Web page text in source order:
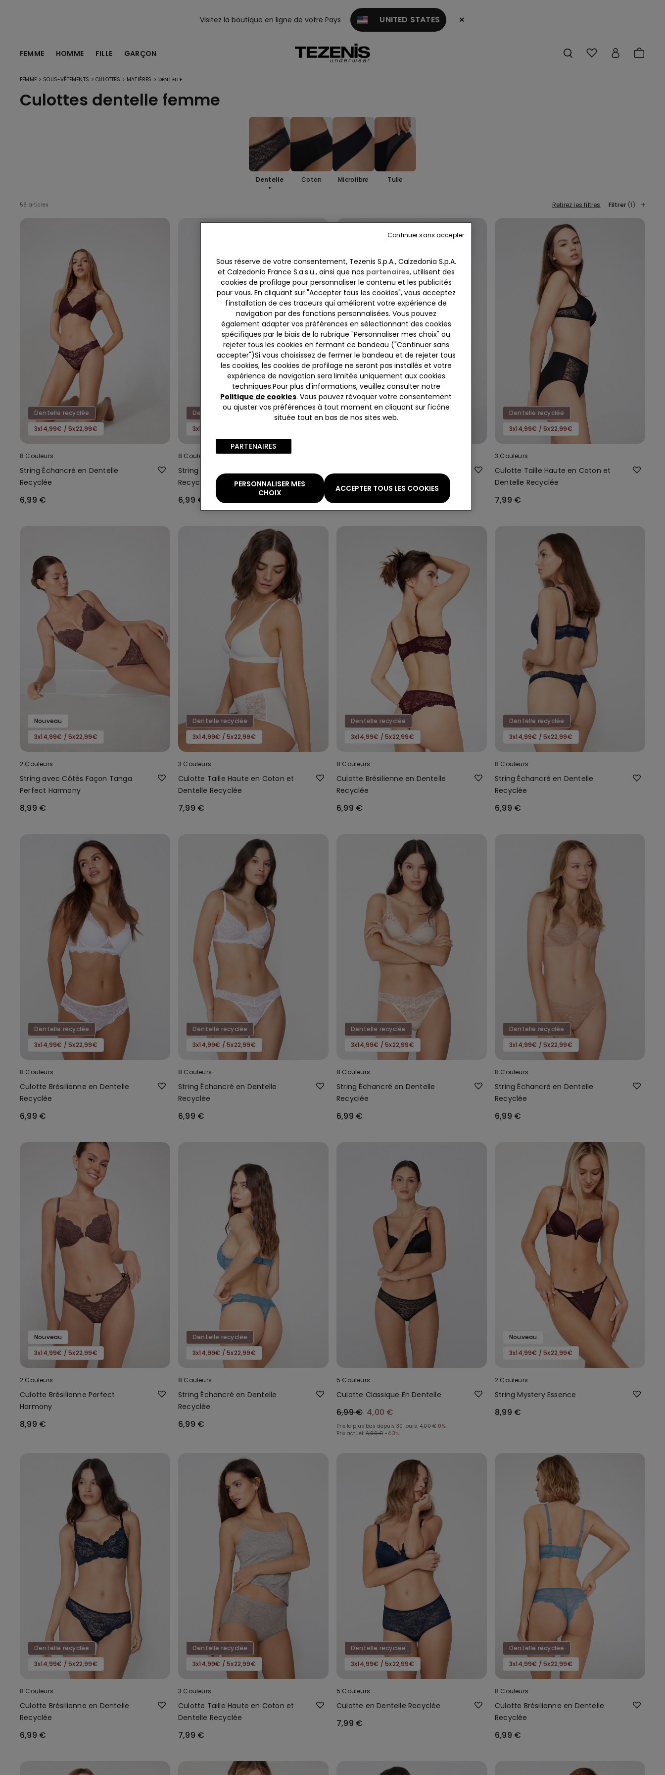
Visitez la boutique en ligne de votre Pays UNITED STATES ×
FEMME HOMME FILLE GARÇON
FEMME > SOUS-VÊTEMENTS > CULOTTES > MATIÈRES > DENTELLE
Culottes dentelle femme
Dentelle Coton Microfibre Tulle
56 articles Retirez les filtres Filtrer (1)
Dentelle recyclée
3x14,99€ / 5x22,99€
8 Couleurs
String Échancré en Dentelle
Recyclée
6,99 €
Dentelle recyclée
3x14,99€ / 5x22,99€
8 Couleurs
String Échancré en Dentelle
Recyclée
6,99 €
Dentelle recyclée
Dentelle recyclée
3x14,99€ / 5x22,99€
3 Couleurs
Culotte Taille Haute en Coton et
Dentelle Recyclée
7,99 €
Nouveau
3x14,99€ / 5x22,99€
2 Couleurs
String avec Côtés Façon Tanga
Perfect Harmony
8,99 €
Dentelle recyclée
3x14,99€ / 5x22,99€
3 Couleurs
Culotte Taille Haute en Coton et
Dentelle Recyclée
7,99 €
Dentelle recyclée
3x14,99€ / 5x22,99€
8 Couleurs
Culotte Brésilienne en Dentelle
Recyclée
6,99 €
Dentelle recyclée
3x14,99€ / 5x22,99€
8 Couleurs
String Échancré en Dentelle
Recyclée
6,99 €
Dentelle recyclée
3x14,99€ / 5x22,99€
8 Couleurs
Culotte Brésilienne en Dentelle
Recyclée
6,99 €
Dentelle recyclée
3x14,99€ / 5x22,99€
8 Couleurs
String Échancré en Dentelle
Recyclée
6,99 €
Dentelle recyclée
3x14,99€ / 5x22,99€
8 Couleurs
String Échancré en Dentelle
Recyclée
6,99 €
Dentelle recyclée
3x14,99€ / 5x22,99€
8 Couleurs
String Échancré en Dentelle
Recyclée
6,99 €
Nouveau
3x14,99€ / 5x22,99€
2 Couleurs
Culotte Brésilienne Perfect
Harmony
8,99 €
Dentelle recyclée
3x14,99€ / 5x22,99€
8 Couleurs
String Échancré en Dentelle
Recyclée
6,99 €
5 Couleurs
Culotte Classique En Dentelle
6,99 € 4,00 €
Prix le plus bas depuis 30 jours: 4,00 € 0%
Prix actuel: 6,99 € -43%
Nouveau
3x14,99€ / 5x22,99€
2 Couleurs
String Mystery Essence
8,99 €
Dentelle recyclée
3x14,99€ / 5x22,99€
8 Couleurs
Culotte Brésilienne en Dentelle
Recyclée
6,99 €
Dentelle recyclée
3x14,99€ / 5x22,99€
3 Couleurs
Culotte Taille Haute en Coton et
Dentelle Recyclée
7,99 €
Dentelle recyclée
3x14,99€ / 5x22,99€
5 Couleurs
Culotte en Dentelle Recyclée
7,99 €
Dentelle recyclée
3x14,99€ / 5x22,99€
8 Couleurs
Culotte Brésilienne en Dentelle
Recyclée
6,99 €
Sous réserve de votre consentement, Tezenis S.p.A., Calzedonia S.p.A.
et Calzedonia France S.a.s.u., ainsi que nos partenaires, utilisent des
cookies de profilage pour personnaliser le contenu et les publicités
pour vous. En cliquant sur "Accepter tous les cookies", vous acceptez
l'installation de ces traceurs qui améliorent votre expérience de
navigation par des fonctions personnalisées. Vous pouvez
également adapter vos préférences en sélectionnant des cookies
spécifiques par le biais de la rubrique "Personnaliser mes choix" ou
rejeter tous les cookies en fermant ce bandeau ("Continuer sans
accepter")​Si vous choisissez de fermer le bandeau et de rejeter tous
les cookies, les cookies de profilage ne seront pas installés et votre
expérience de navigation sera limitée uniquement aux cookies
techniques.​Pour plus d'informations, veuillez consulter notre
Politique de cookies. Vous pouvez révoquer votre consentement
ou ajuster vos préférences à tout moment en cliquant sur l'icône
située tout en bas de nos sites web.
PARTENAIRES​
PERSONNALISER MES
CHOIX
ACCEPTER TOUS LES COOKIES
Continuer sans accepter